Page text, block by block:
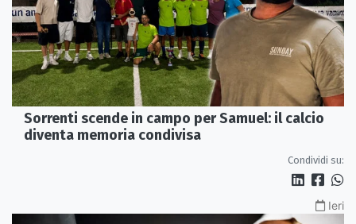
Sorrenti scende in campo per Samuel: il calcio
diventa memoria condivisa
Condividi su:
Ieri